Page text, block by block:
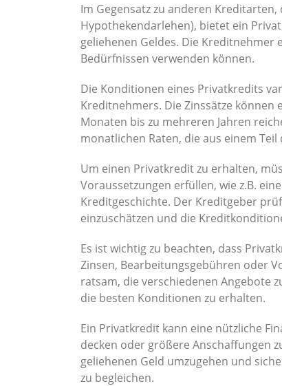
Im Gegensatz zu anderen
Hypothekendarlehen), bietet ein
geliehenen Geldes. Die
Bedürfnissen verwenden können.
Die Konditionen eines Privatkredits
Kreditnehmers. Die Zinssätze
Monaten bis zu mehreren Jahren
monatlichen Raten, die aus einem
Um einen Privatkredit zu erhalten,
Voraussetzungen erfüllen, wie z.B.
Kreditgeschichte. Der Kreditgeber
einzuschätzen und die
Es ist wichtig zu beachten, dass
Zinsen, Bearbeitungsgebühren oder
ratsam, die verschiedenen Angebote
die besten Konditionen zu erhalten.
Ein Privatkredit kann eine nützliche
decken oder größere Anschaffungen
geliehenen Geld umzugehen und
zu begleichen.